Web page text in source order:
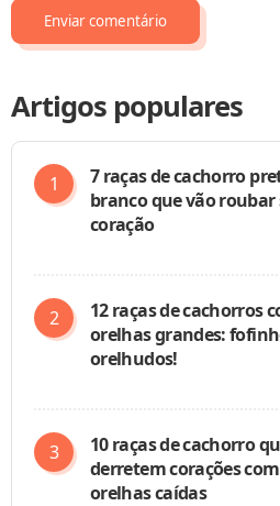
Artigos populares
7 raças de cachorro
branco que vão roubar
coração
12 raças de cachorros
orelhas grandes:
orelhudos!
10 raças de cachorro
derretem corações
orelhas caídas